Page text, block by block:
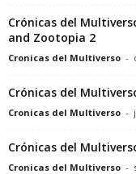
Crónicas del
and Zootopia 2
Cronicas del Multiverso -
Crónicas del
Cronicas del Multiverso -
Crónicas del
Cronicas del Multiverso -